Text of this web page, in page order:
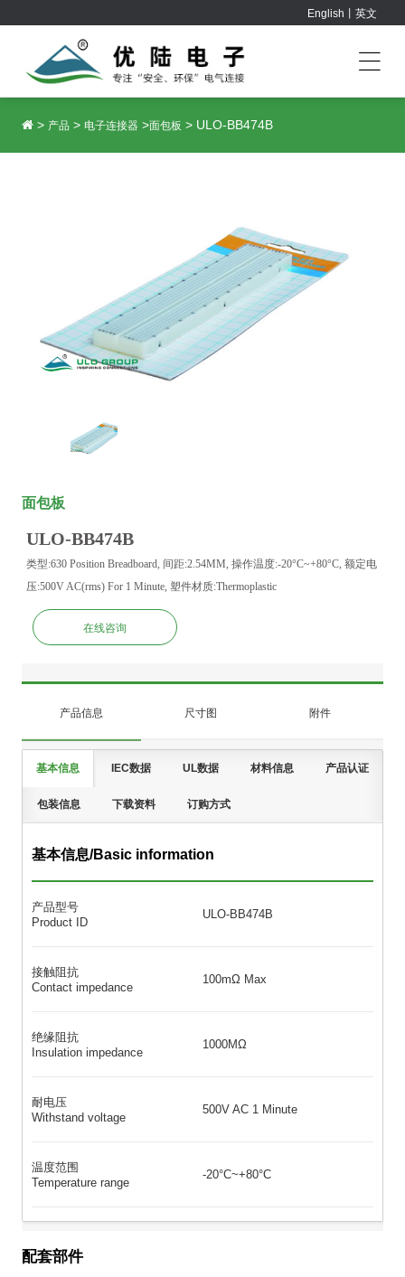
English丨英文
> 产品 > 电子连接器 >面包板 > ULO-BB474B
面包板
ULO-BB474B
类型:630 Position Breadboard, 间距:2.54MM, 操作温度:-20°C~+80°C, 额定电
压:500V AC(rms) For 1 Minute, 塑件材质:Thermoplastic
在线咨询
产品信息 尺寸图 附件
基本信息 IEC数据 UL数据 材料信息 产品认证
包装信息 下载资料 订购方式
基本信息/Basic information
产品型号
Product ID
ULO-BB474B
接触阻抗
Contact impedance
100mΩ Max
绝缘阻抗
Insulation impedance
1000MΩ
耐电压
Withstand voltage
500V AC 1 Minute
温度范围
Temperature range
-20°C~+80°C
配套部件